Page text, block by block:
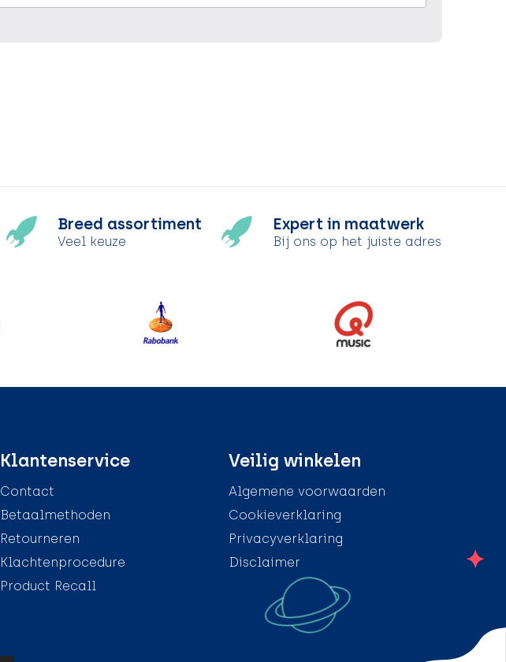
Breed assortiment
Veel keuze
Expert in maatwerk
Bij ons op het juiste adres
Klantenservice
Contact
Betaalmethoden
Retourneren
Klachtenprocedure
Product Recall
Veilig winkelen
Algemene voorwaarden
Cookieverklaring
Privacyverklaring
Disclaimer